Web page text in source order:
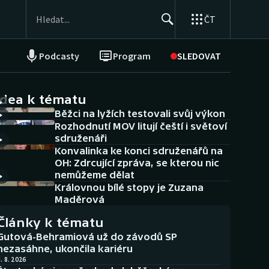
ČT
Podcasty Program SLEDOVAT
NEPŘEHLÉDNĚTE
Historické návraty
Aplikace ČT sport
AZ kvíz
k tématu
Běžci na lyžích testovali svůj výkon
Rozhodnutí MOV litují čeští i světoví
sdruženáři
Konvalinka ke konci sdruženářů na
OH: Zdrcující zpráva, se kterou nic
nemůžeme dělat
Královnou bílé stopy je Zuzana
Maděrová
k tématu
Behramiová už do závodů SP
ukončila kariéru
8. 2026